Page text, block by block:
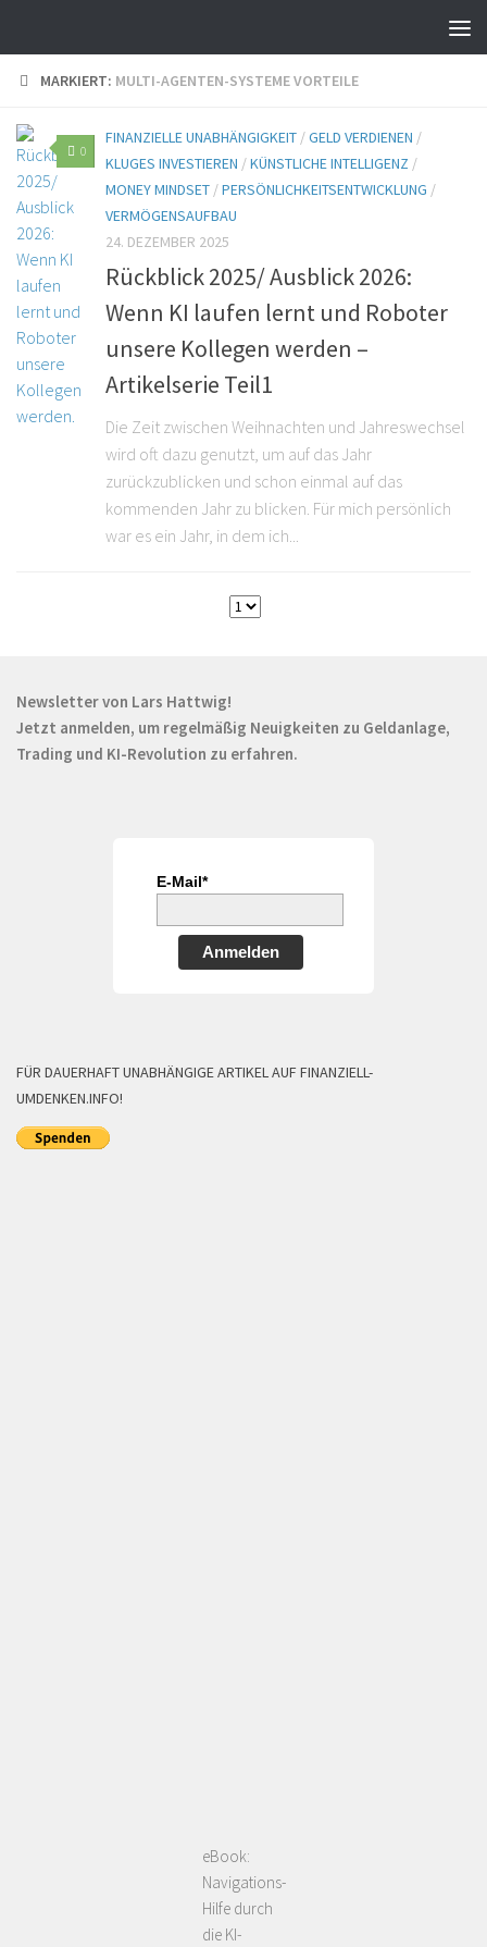
MARKIERT: MULTI-AGENTEN-SYSTEME VORTEILE
0
FINANZIELLE UNABHÄNGIGKEIT /GELD VERDIENEN /
KLUGES INVESTIEREN /KÜNSTLICHE INTELLIGENZ /
MONEY MINDSET /PERSÖNLICHKEITSENTWICKLUNG /
VERMÖGENSAUFBAU
24. DEZEMBER 2025
Rückblick 2025/ Ausblick 2026:
Wenn KI laufen lernt und Roboter
unsere Kollegen werden –
Artikelserie Teil1
Die Zeit zwischen Weihnachten und Jahreswechsel
wird oft dazu genutzt, um auf das Jahr
zurückzublicken und schon einmal auf das
kommenden Jahr zu blicken. Für mich persönlich
war es ein Jahr, in dem ich...
Newsletter von Lars Hattwig!
Jetzt anmelden, um regelmäßig Neuigkeiten zu Geldanlage,
Trading und KI-Revolution zu erfahren.
E-Mail*
Anmelden
FÜR DAUERHAFT UNABHÄNGIGE ARTIKEL AUF FINANZIELL-
UMDENKEN.INFO!
eBook:
Navigations-
Hilfe durch
die KI-